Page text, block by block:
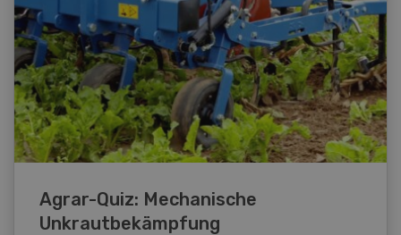
Agrar-Quiz: Mechanische
Unkrautbekämpfung